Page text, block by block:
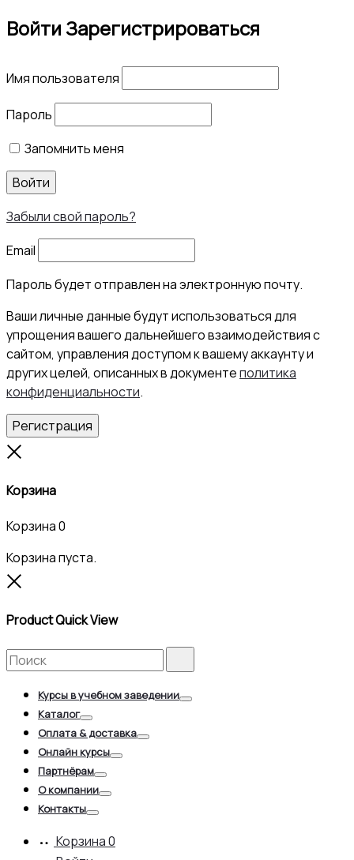
ВойтиЗарегистрироваться
Имя пользователя
Пароль
Запомнить меня
Войти
Забыли свой пароль?
Email
Пароль будет отправлен на электронную почту.
Ваши личные данные будут использоваться для
упрощения вашего дальнейшего взаимодействия с
сайтом, управления доступом к вашему аккаунту и
других целей, описанных в документеполитика
конфиденциальности.
Регистрация
Корзина
Корзина0
Корзина пуста.
Product Quick View
Search
for:
Курсы в учебном заведении
Каталог
Toggle
Оплата & доставка
Онлайн курсы
Партнёрам
О компании
Контакты
Корзина0